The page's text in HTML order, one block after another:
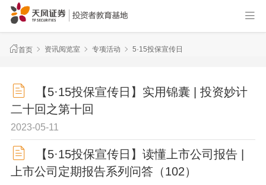
首页 资讯阅览室 专项活动 5·15投保宣传日
【5·15投保宣传日】实用锦囊 | 投资妙计
二十回之第十回
2023-05-11
【5·15投保宣传日】读懂上市公司报告 |
上市公司定期报告系列问答（102）